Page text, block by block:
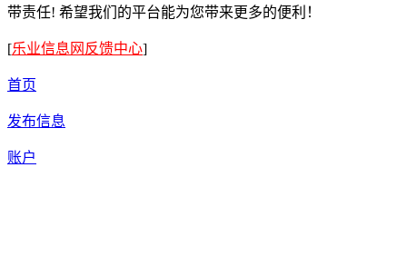
带责任! 希望我们的平台能为您带来更多的便利！
[乐业信息网反馈中心]
首页
发布信息
账户